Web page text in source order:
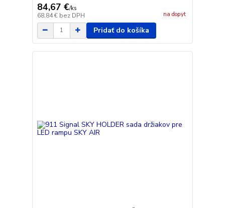
84,67 €/ks
68,84 € bez DPH na dopyt
Pridať do košíka